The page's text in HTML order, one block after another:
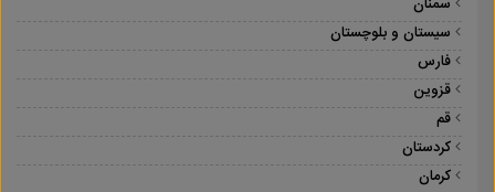
سیستان و بلوچستان
فارس
قزوین
قم
کردستان
کرمان